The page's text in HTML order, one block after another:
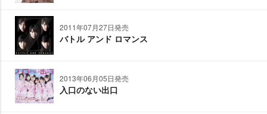
2011年07月27日発売
バトル アンド ロマンス
2013年06月05日発売
入口のない出口